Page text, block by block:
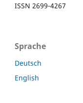
ISSN 2699-4267
Sprache
Deutsch
English